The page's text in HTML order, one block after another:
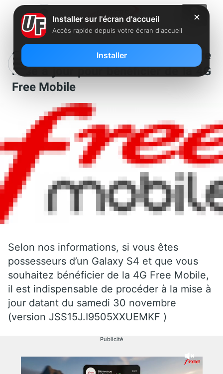
Galaxy S4 : effectuez la dernière
mise à jour pour bénéficier de la 4G
Free Mobile
Selon nos informations, si vous êtes
possesseurs d’un Galaxy S4 et que vous
souhaitez bénéficier de la 4G Free Mobile,
il est indispensable de procéder à la mise à
jour datant du samedi 30 novembre
(version JSS15J.I9505XXUEMKF )
Publicité
✕
Installer sur l'écran d'accueil
Accès rapide depuis votre écran d'accueil
Installer